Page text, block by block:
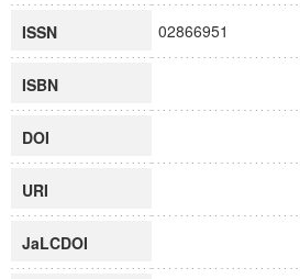
ISSN 02866951
ISBN
DOI
URI
JaLCDOI